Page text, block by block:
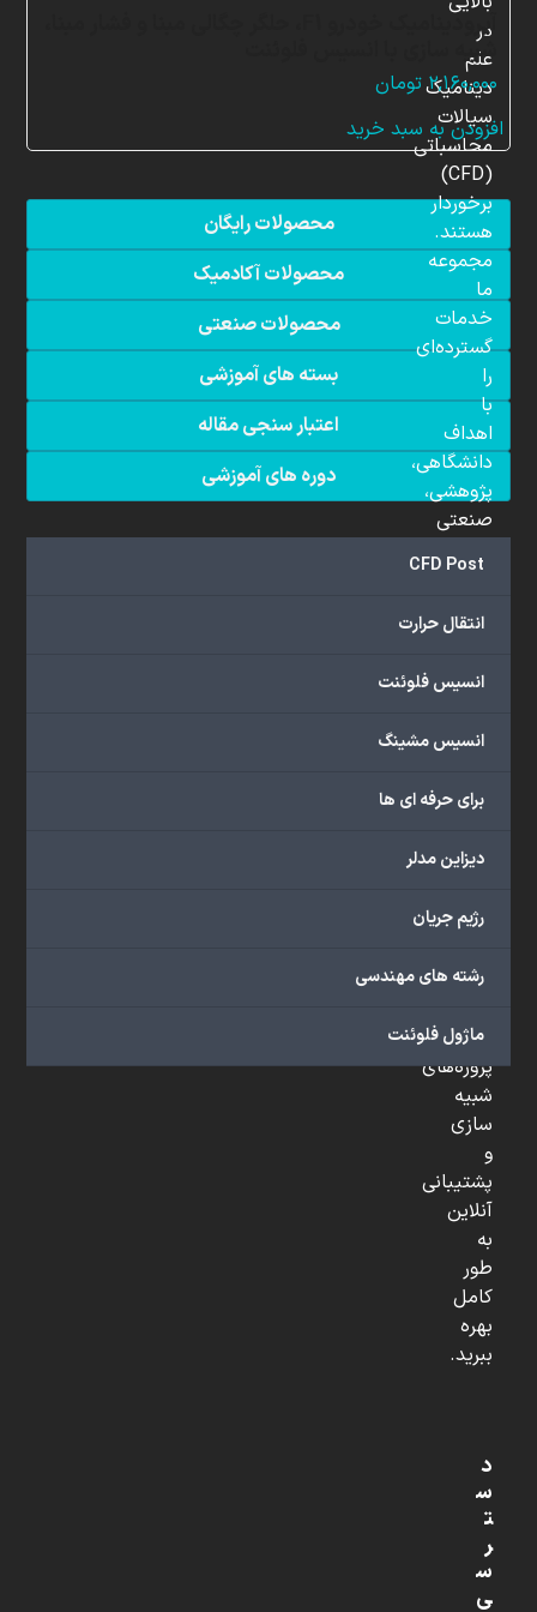
شبیه سازی با انسیس فلوئنت
۲,۱۶۰,۰۰۰ تومان
افزودن به سبد خرید
محصولات رایگان
محصولات آکادمیک
محصولات صنعتی
بسته های آموزشی
اعتبار سنجی مقاله
دوره های آموزشی
CFD Post
انتقال حرارت
انسیس فلوئنت
انسیس مشینگ
برای حرفه ای ها
دیزاین مدلر
رژیم جریان
رشته های مهندسی
ماژول فلوئنت
در
علم
دینامیک
سیالات
محاسباتی
(CFD)
برخوردار
هستند.
مجموعه
ما
خدمات
گسترده‌ای
را
با
اهداف
دانشگاهی،
پژوهشی،
صنعتی
...
می‌دهد.
می‌توانید
خدمات
گروه
شامل
آموزشی،
آموزشی،
تخصصی،
پروژه‌های
شبیه
سازی
و
پشتیبانی
آنلاین
به
طور
کامل
بهره
ببرید.
د
س
ت
ر
س
ی